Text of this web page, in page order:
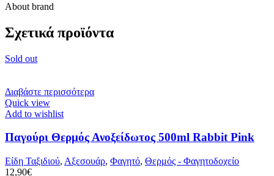
About brand
Σχετικά προϊόντα
Sold out
Διαβάστε περισσότερα
Quick view
Add to wishlist
Παγούρι Θερμός Ανοξείδωτος 500ml Rabbit Pink
Είδη Ταξιδιού, Αξεσουάρ, Φαγητό, Θερμός - Φαγητοδοχείο
12,90€